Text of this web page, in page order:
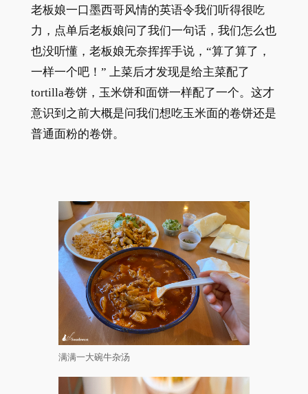
老板娘一口墨西哥风情的英语令我们听得很吃
力，点单后老板娘问了我们一句话，我们怎么也
也没听懂，老板娘无奈挥挥手说，“算了算了，
一样一个吧！” 上菜后才发现是给主菜配了
tortilla卷饼，玉米饼和面饼一样配了一个。这才
意识到之前大概是问我们想吃玉米面的卷饼还是
普通面粉的卷饼。
满满一大碗牛杂汤